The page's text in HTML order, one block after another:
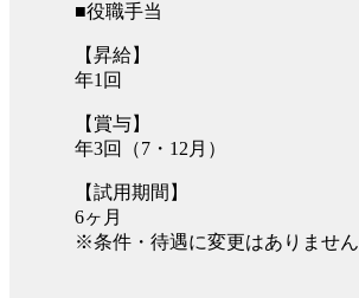
■役職手当
【昇給】
年1回
【賞与】
年3回（7・12月）
【試用期間】
6ヶ月
※条件・待遇に変更はありません